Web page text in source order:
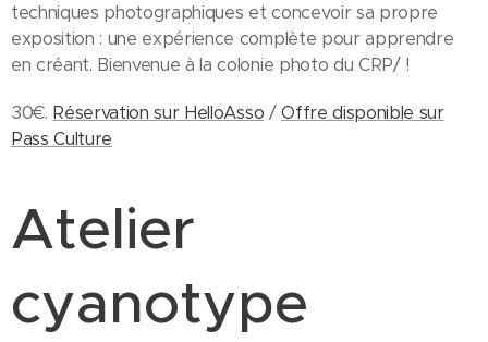
techniques photographiques et concevoir sa propre
exposition : une expérience complète pour apprendre
en créant. Bienvenue à la colonie photo du CRP/ !
30€. Réservation sur HelloAsso /Offre disponible sur
Pass Culture
Atelier
cyanotype